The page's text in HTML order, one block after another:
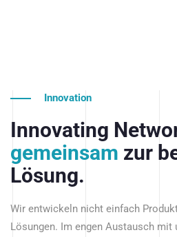
Innovation
Innovating
gemeinsam zur
Lösung.
Wir entwickeln nicht einfach
Lösungen. Im engen Austausch